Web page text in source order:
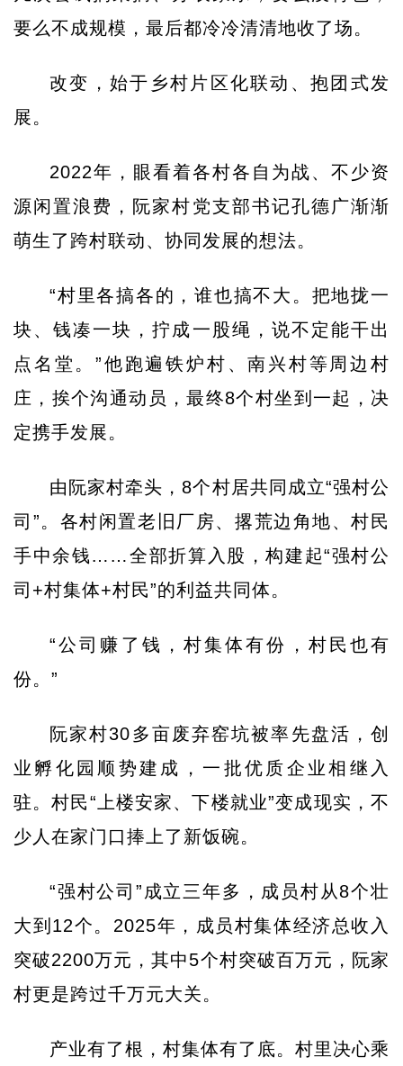
要么不成规模，最后都冷冷清清地收了场。
改变，始于乡村片区化联动、抱团式发
展。
2022年，眼看着各村各自为战、不少资
源闲置浪费，阮家村党支部书记孔德广渐渐
萌生了跨村联动、协同发展的想法。
“村里各搞各的，谁也搞不大。把地拢一
块、钱凑一块，拧成一股绳，说不定能干出
点名堂。”他跑遍铁炉村、南兴村等周边村
庄，挨个沟通动员，最终8个村坐到一起，决
定携手发展。
由阮家村牵头，8个村居共同成立“强村公
司”。各村闲置老旧厂房、撂荒边角地、村民
手中余钱……全部折算入股，构建起“强村公
司+村集体+村民”的利益共同体。
“公司赚了钱，村集体有份，村民也有
份。”
阮家村30多亩废弃窑坑被率先盘活，创
业孵化园顺势建成，一批优质企业相继入
驻。村民“上楼安家、下楼就业”变成现实，不
少人在家门口捧上了新饭碗。
“强村公司”成立三年多，成员村从8个壮
大到12个。2025年，成员村集体经济总收入
突破2200万元，其中5个村突破百万元，阮家
村更是跨过千万元大关。
产业有了根，村集体有了底。村里决心乘